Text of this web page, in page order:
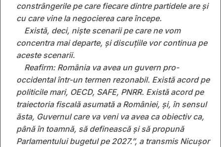
constrângerile pe care fiecare dintre partidele are și
cu care vine la negocierea care începe.
Există, deci, niște scenarii pe care ne vom
concentra mai departe, și discuțiile vor continua pe
aceste scenarii.
Reafirm: România va avea un guvern pro-
occidental într-un termen rezonabil. Există acord pe
politicile mari, OECD, SAFE, PNRR. Există acord pe
traiectoria fiscală asumată a României, și, în sensul
ăsta, Guvernul care va veni va avea ca obiectiv ca,
până în toamnă, să definească și să propună
Parlamentului bugetul pe 2027.”, a transmis Nicușor